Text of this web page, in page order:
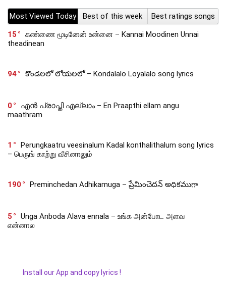
Most Viewed Today Best of this week
Best ratings songs
15
கண்ணை மூடினேன் உன்னை – Kannai Moodinen Unnai
theadinean
94 కొండలలో లోయలలో – Kondalalo Loyalalo song lyrics
0
എൻ പ്രാപ്തി എല്ലാം – En Praapthi ellam angu
maathram
1
Perungkaatru veesinalum Kadal konthalithalum song lyrics
– பெருங் காற்று வீசினாலும்
190 Preminchedan Adhikamuga – ప్రేమించెదన్ అధికముగా
5
Unga Anboda Alava ennala – உங்க அன்போட அளவ
என்னால
Install our App and copy lyrics !